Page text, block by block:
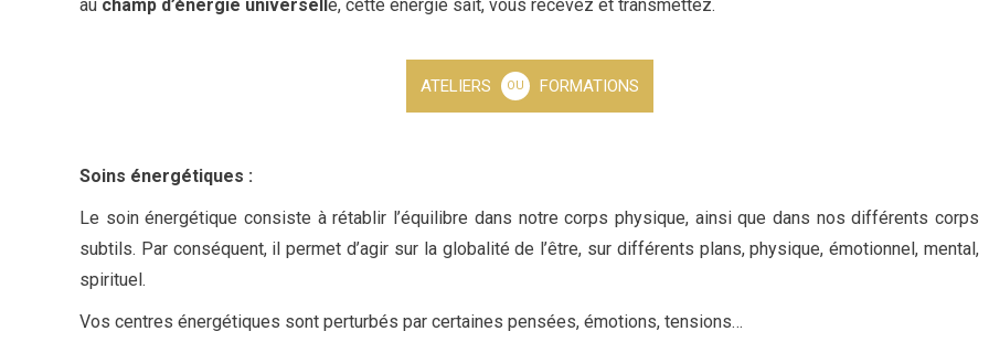
au champ d’énergie universell e, cette énergie sait, vous recevez et transmettez.
ATELIERS OU FORMATIONS
Soins énergétiques :
Le soin énergétique consiste à rétablir l’équilibre dans notre corps physique, ainsi que dans nos différents corps
subtils. Par conséquent, il permet d’agir sur la globalité de l’être, sur différents plans, physique, émotionnel, mental,
spirituel.
Vos centres énergétiques sont perturbés par certaines pensées, émotions, tensions…